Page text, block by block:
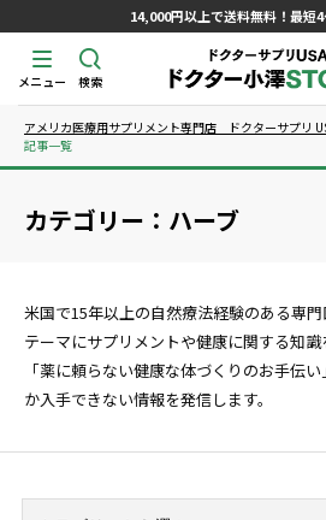
14,000円以上で送料無料！最短
検索
メニュー
アメリカ医療用サプリメント専門店 ドクターサプリ
記事一覧
カテゴリー：ハーブ
米国で15年以上の自然療法経験のある専
テーマにサプリメントや健康に関する知識
「薬に頼らない健康な体づくりのお手伝
か入手できない情報を発信します。